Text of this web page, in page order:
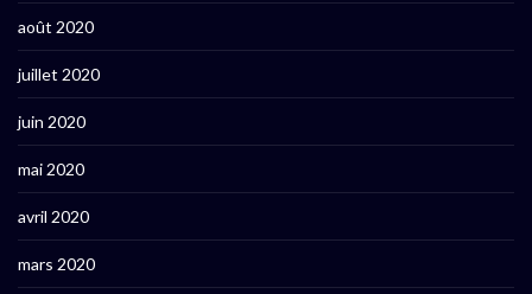
août 2020
juillet 2020
juin 2020
mai 2020
avril 2020
mars 2020